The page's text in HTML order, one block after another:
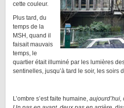
cette couleur.
Plus tard, du
temps de la
MSH, quand il
faisait mauvais
temps, le
quartier était illuminé par les lumières
sentinelles, jusqu’à tard le soir, les soirs
L’ombre s’est faite humaine, aujourd’hui,